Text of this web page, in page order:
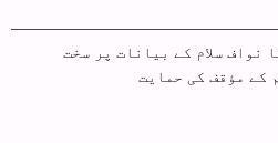
نواف سلام کے بیانات پر سخت
کے مؤقف کی حمایت